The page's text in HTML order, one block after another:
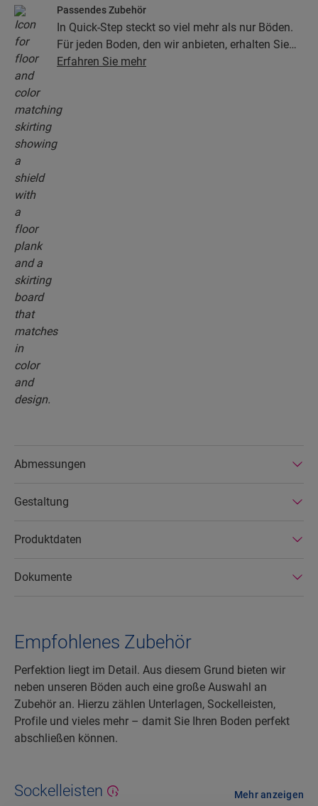
Passendes Zubehör
In Quick-Step steckt so viel mehr als nur Böden.
Für jeden Boden, den wir anbieten, erhalten Sie
eine ganze Kollektion aus Zubehör, einschließlich
Erfahren Sie mehr
Abmessungen
Gestaltung
Produktdaten
Dokumente
Empfohlenes Zubehör
Perfektion liegt im Detail. Aus diesem Grund bieten wir
neben unseren Böden auch eine große Auswahl an
Zubehör an. Hierzu zählen Unterlagen, Sockelleisten,
Profile und vieles mehr – damit Sie Ihren Boden perfekt
abschließen können.
Sockelleisten Mehr anzeigen